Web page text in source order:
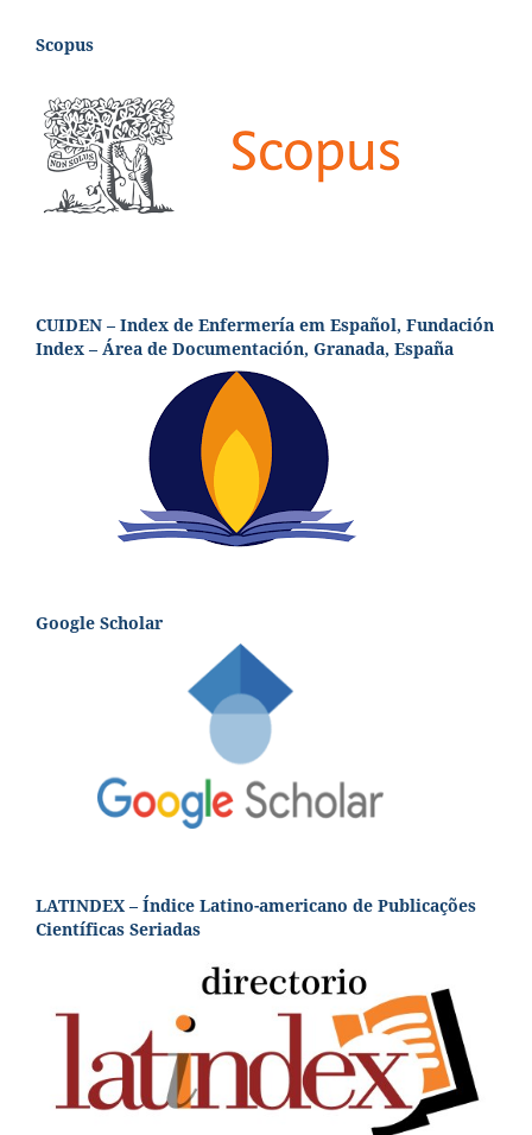
Scopus
CUIDEN – Index de Enfermería em Español, Fundación
Index – Área de Documentación, Granada, España
Google Scholar
LATINDEX – Índice Latino-americano de Publicações
Científicas Seriadas